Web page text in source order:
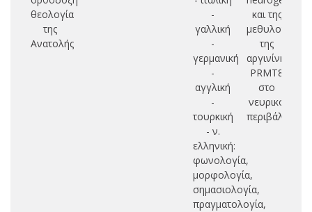
θεολογία
της
Ανατολής
-
γαλλική
-
γερμανική
-
αγγλική
-
τουρκική
- ν.
ελληνική:
φωνολογία,
μορφολογία,
σημασιολογία,
πραγματολογία,
και της
της
αργινίνης
PRMT8
στο
νευρικό
περιβάλλον